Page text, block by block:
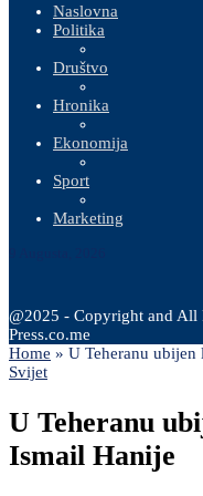
Naslovna
Politika
Društvo
Hronika
Ekonomija
Sport
Marketing
@2025 - Copyright and All
Press.co.me
Home » U Teheranu ubijen
Svijet
U Teheranu
Ismail Hanije